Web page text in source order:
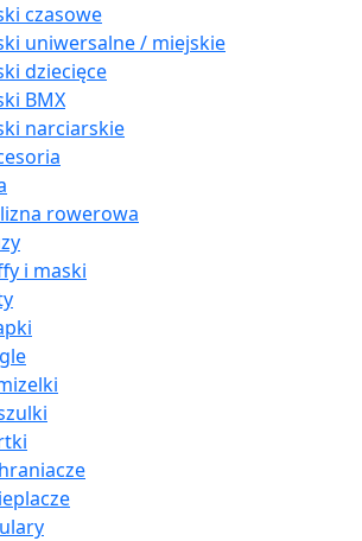
czasowe
uniwersalne / miejskie
dziecięce
BMX
narciarskie
rowerowa
i maski